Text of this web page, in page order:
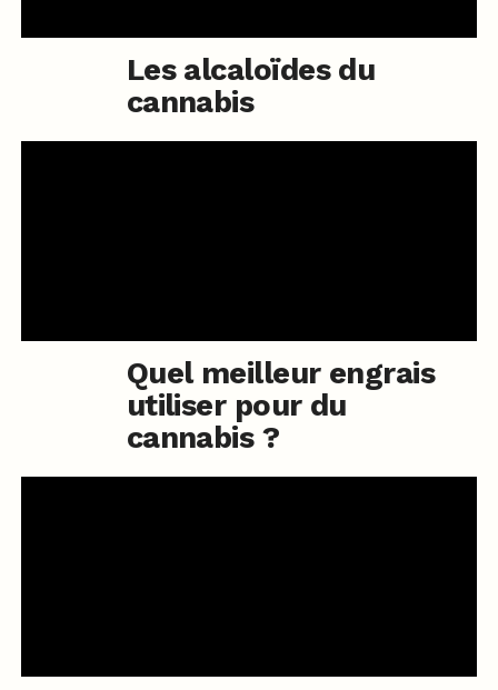
Les alcaloïdes du
cannabis
Quel meilleur engrais
utiliser pour du
cannabis ?